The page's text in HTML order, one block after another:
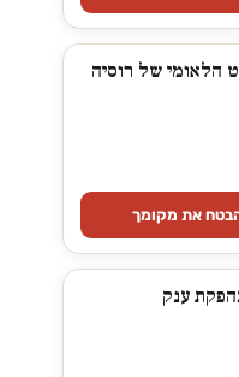
הלאומי של רוסיה
את מקומך
ענק